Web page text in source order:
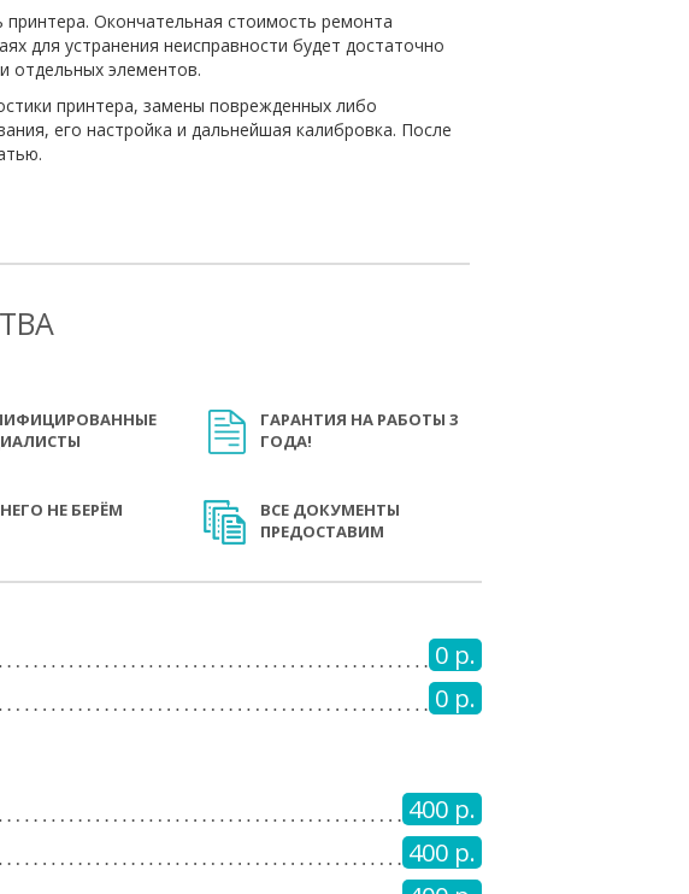
Окончательная стоимость ремонта
для устранения неисправности будет достаточно
отдельных элементов.
принтера, замены поврежденных либо
его настройка и дальнейшая калибровка. После
ГАРАНТИЯ НА РАБОТЫ 3
ГОДА!
НЕ БЕРЁМ
ВСЕ ДОКУМЕНТЫ
ПРЕДОСТАВИМ
0 р.
0 р.
400 р.
400 р.